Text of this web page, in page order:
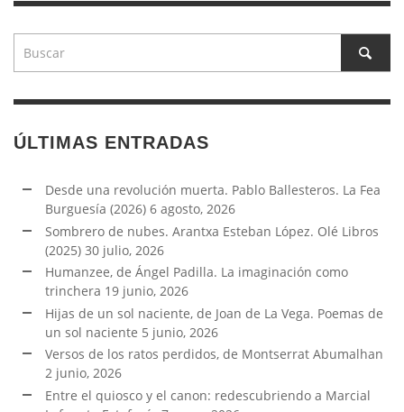
ÚLTIMAS ENTRADAS
Desde una revolución muerta. Pablo Ballesteros. La Fea
Burguesía (2026) 6 agosto, 2026
Sombrero de nubes. Arantxa Esteban López. Olé Libros
(2025) 30 julio, 2026
Humanzee, de Ángel Padilla. La imaginación como
trinchera 19 junio, 2026
Hijas de un sol naciente, de Joan de La Vega. Poemas de
un sol naciente 5 junio, 2026
Versos de los ratos perdidos, de Montserrat Abumalhan
2 junio, 2026
Entre el quiosco y el canon: redescubriendo a Marcial